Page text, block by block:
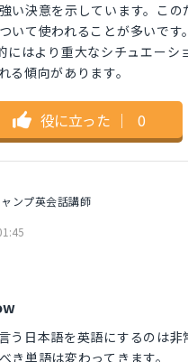
い決意を示しています。この
いて使われることが多いで
はより重大なシチュエーシ
る傾向があります。
役に立った ｜ 0
ンプ英会話講師
う日本語を英語にするのは非
き単語は変わってきます。